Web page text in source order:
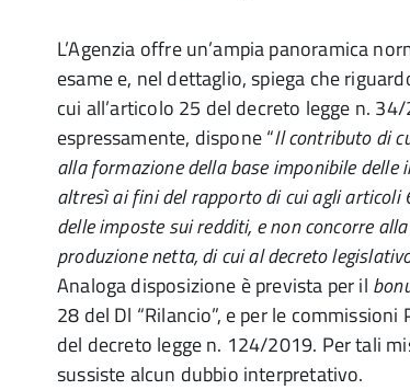
L’Agenzia offre un’ampia panoramica
esame e, nel dettaglio, spiega che
cui all’articolo 25 del decreto legge n.
espressamente, dispone “Il contributo di
alla formazione della base imponibile delle
altresì ai fini del rapporto di cui agli articoli
delle imposte sui redditi, e non concorre
produzione netta, di cui al decreto
Analoga disposizione è prevista per il
28 del Dl “Rilancio”, e per le
del decreto legge n. 124/2019. Per tali
sussiste alcun dubbio interpretativo.